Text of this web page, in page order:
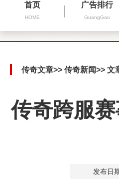
首页
HOME
广告排行
GuangGao
传奇文章>> 传奇新闻>> 文
传奇跨服
发布日